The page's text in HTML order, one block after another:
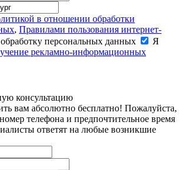
в отношении обработки
, Правилами пользования интернет-
персональных данных
Я
рекламно-информационных
консультацию
вам абсолютно бесплатно! Пожалуйста,
телефона и предпочтительное время
ответят на любые возникшие